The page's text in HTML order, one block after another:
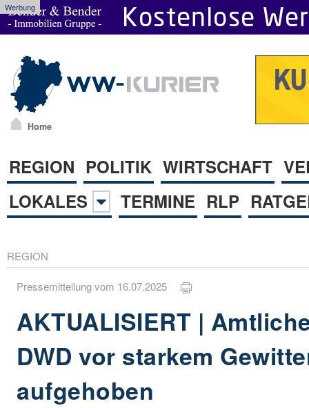
Werbung
Home
REGION POLITIK WIRTSCHAFT
LOKALES
TERMINE RLP
REGION
Pressemitteilung vom 16.07.2025
AKTUALISIERT |
DWD vor starkem
aufgehoben